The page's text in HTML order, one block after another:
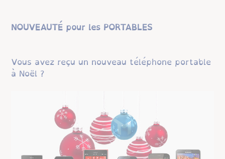
NOUVEAUTÉ pour les PORTABLES
Vous avez reçu un nouveau téléphone portable
à Noël ?